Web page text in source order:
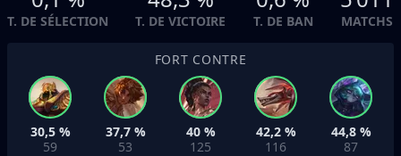
T. DE SÉLECTION T. DE VICTOIRE T. DE BAN MATCHS
FORT CONTRE
30,5 %
59
37,7 %
53
40 %
125
42,2 %
116
44,8 %
87